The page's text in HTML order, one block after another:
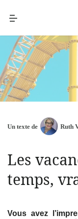
Un texte de Ruth
Les
temps,
Vous avez